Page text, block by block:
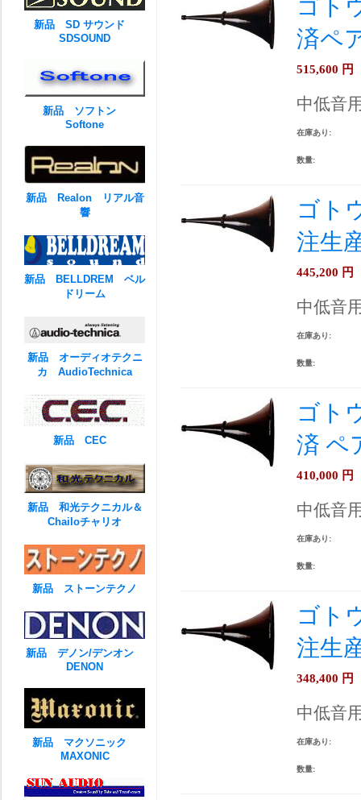
ゴト
済ペ
515,600 円
中低音
在庫あり:
数量:
ゴト
注生
445,200 円
中低音
在庫あり:
数量:
ゴト
済 ペ
410,000 円
中低音
在庫あり:
数量:
ゴト
注生
348,400 円
中低音
在庫あり:
数量:
新品 SD サウンド
SDSOUND
新品 ソフトン
Softone
新品 Realon リアル音
響
新品 BELLDREM ベル
ドリーム
新品 オーディオテクニ
カ AudioTechnica
新品 CEC
新品 和光テクニカル＆
Chailoチャリオ
新品 ストーンテクノ
新品 デノン/デンオン
DENON
新品 マクソニック
MAXONIC